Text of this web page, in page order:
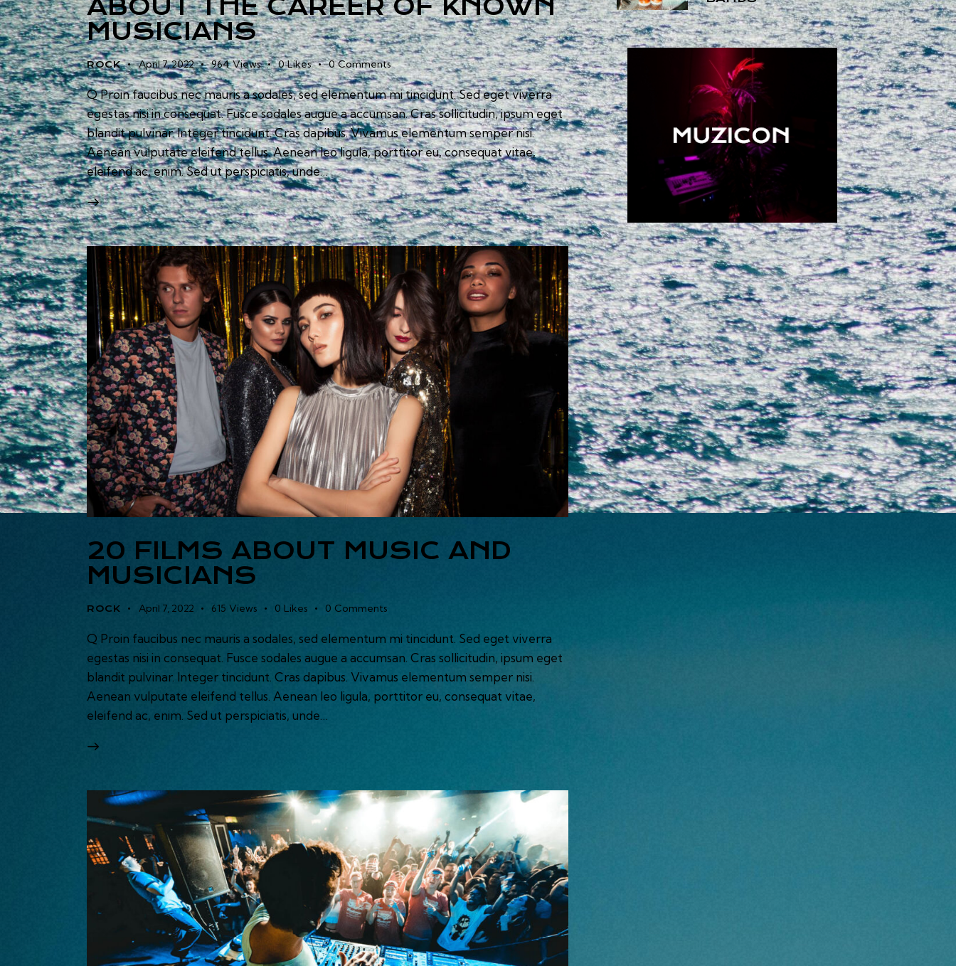
ABOUT THE CAREER OF KNOWN
MUSICIANS
ROCK April 7, 2022 964 Views 0 Likes 0 Comments
Q Proin faucibus nec mauris a sodales, sed elementum mi tincidunt. Sed eget viverra
egestas nisi in consequat. Fusce sodales augue a accumsan. Cras sollicitudin, ipsum eget
blandit pulvinar. Integer tincidunt. Cras dapibus. Vivamus elementum semper nisi.
Aenean vulputate eleifend tellus. Aenean leo ligula, porttitor eu, consequat vitae,
eleifend ac, enim. Sed ut perspiciatis, unde…
20 FILMS ABOUT MUSIC AND
MUSICIANS
ROCK April 7, 2022 615 Views 0 Likes 0 Comments
Q Proin faucibus nec mauris a sodales, sed elementum mi tincidunt. Sed eget viverra
egestas nisi in consequat. Fusce sodales augue a accumsan. Cras sollicitudin, ipsum eget
blandit pulvinar. Integer tincidunt. Cras dapibus. Vivamus elementum semper nisi.
Aenean vulputate eleifend tellus. Aenean leo ligula, porttitor eu, consequat vitae,
eleifend ac, enim. Sed ut perspiciatis, unde…